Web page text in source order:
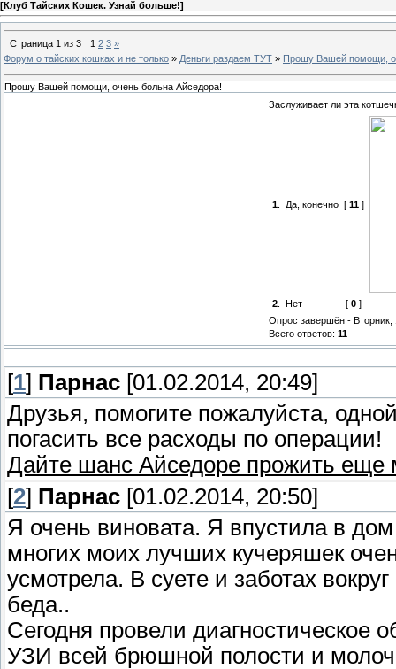
[Клуб Тайских Кошек. Узнай больше!]
Страница 1 из 3 1 2 3 »
Форум о тайских кошках и не только » Деньги раздаем ТУТ » Прошу Вашей помощи,
Прошу Вашей помощи, очень больна Айседора!
Заслуживает ли эта
1. Да, конечно [ 11]
2. Нет [ 0 ]
Опрос завершён - Вторник,
Всего ответов: 11
[1] Парнас [01.02.2014, 20:49]
Друзья, помогите пожалуйста,
погасить все расходы по операции!
Дайте шанс Айседоре прожить еще
[2] Парнас [01.02.2014, 20:50]
Я очень виновата. Я впустила в
многих моих лучших кучеряшек
усмотрела. В суете и заботах
беда..
Сегодня провели диагностическое
УЗИ всей брюшной полости и